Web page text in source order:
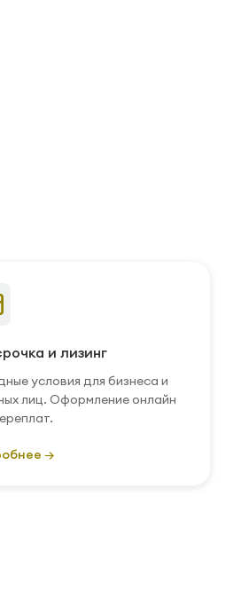
и лизинг
условия для бизнеса и
лиц. Оформление онлайн
→